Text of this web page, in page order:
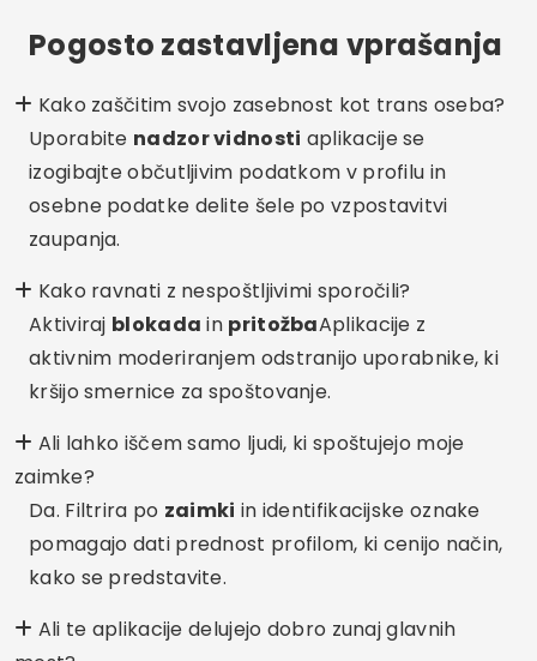
Pogosto zastavljena vprašanja
Kako zaščitim svojo zasebnost kot trans oseba?
Uporabite nadzor vidnosti aplikacije se
izogibajte občutljivim podatkom v profilu in
osebne podatke delite šele po vzpostavitvi
zaupanja.
Kako ravnati z nespoštljivimi sporočili?
Aktiviraj blokada in pritožbaAplikacije z
aktivnim moderiranjem odstranijo uporabnike, ki
kršijo smernice za spoštovanje.
Ali lahko iščem samo ljudi, ki spoštujejo moje
zaimke?
Da. Filtrira po zaimki in identifikacijske oznake
pomagajo dati prednost profilom, ki cenijo način,
kako se predstavite.
Ali te aplikacije delujejo dobro zunaj glavnih